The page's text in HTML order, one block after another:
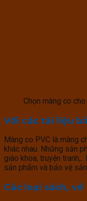
Chọn màng co
Với các tài liệu
Màng co PVC là màng
khác nhau. Những sản
giáo khoa, truyện
sản phẩm và bảo vệ
Các loại sách, vở